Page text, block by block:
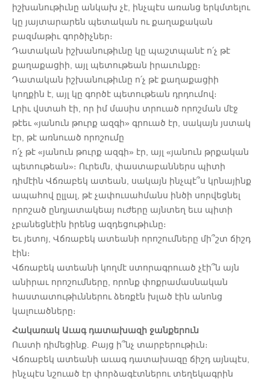
իշխանութիւնը անկախ չէ, ինչպէս առանց երկմտելու
կը յայտարարեն պետական ու քաղաքական
բազմաթիւ գործիչներ։
Դատական իշխանութիւնը կը պաշտպանէ ո՛չ թէ
քաղաքացիի, այլ պետութեան իրաւունքը։
Դատական իշխանութիւնը ո՛չ թէ քաղաքացիի
կողքին է, այլ կը գործէ պետութեան դրդումով։
Լրիւ վստահ էի, որ իմ մասիս տրուած որոշման մէջ
թէեւ «յանուն թուրք ազգի» գրուած էր, սակայն յստակ
էր, թէ առնուած որոշումը
ո՛չ թէ «յանուն թուրք ազգի» էր, այլ «յանուն թրքական
պետութեան»։ Ուրեմն, փաստաբաններս պիտի
դիմէին Վճռաբեկ ատեան, սակայն ինչպէ՞ս կրնայինք
ապահով ըլլալ, թէ չափուսահմանս ինծի սորվեցնել
որոշած ընդյատակեայ ուժերը այնտեղ եւս պիտի
չբանեցնէին իրենց ազդեցութիւնը։
Եւ յետոյ, Վճռաբեկ ատեանի որոշումները մի՞շտ ճիշդ
էին։
Վճռաբեկ ատեանի կողմէ ստորագրուած չէի՞ն այն
անիրաւ որոշումները, որոնք փոքրամասնական
հաստատութիւններու ձեռքէն խլած էին անոնց
կալուածները։
Հակառակ Աւագ դատախազի ջանքերուն
Ուստի դիմեցինք. Բայց ի՞նչ տարբերութիւն։
Վճռաբեկ ատեանի աւագ դատախազը ճիշդ այնպէս,
ինչպէս նշուած էր փորձագէտներու տեղեկագրին